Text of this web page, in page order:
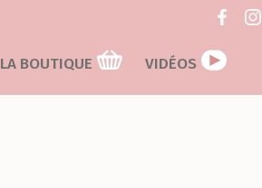
LA BOUTIQUE VIDÉOS